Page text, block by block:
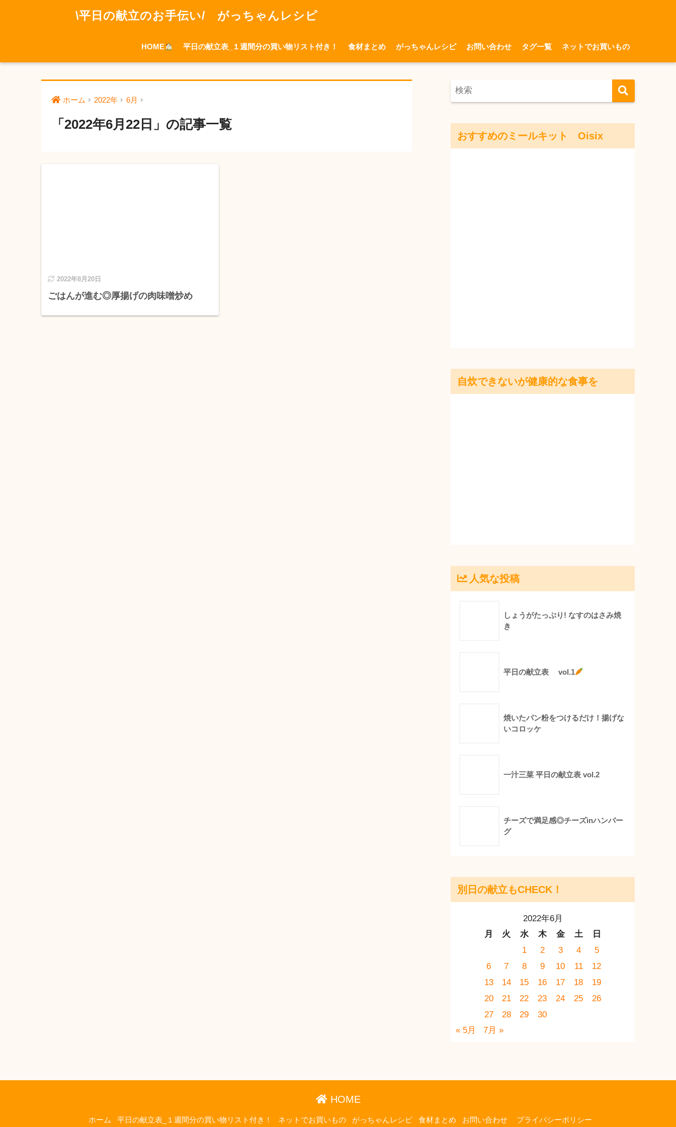
\平日の献立のお手伝い/ がっちゃんレシピ
HOME 平日の献立表_１週間分の買い物リスト付き！ 食材まとめ がっちゃんレシピ お問い合わせ タグ一覧 ネットでお買いもの
ホーム 2022年 6月
「2022年6月22日」の記事一覧
2022年8月20日
ごはんが進む◎厚揚げの肉味噌炒め
おすすめのミールキット Oisix
自炊できないが健康的な食事を
人気な投稿
しょうがたっぷり! なすのはさみ焼
き
平日の献立表 vol.1
焼いたパン粉をつけるだけ！揚げな
いコロッケ
一汁三菜 平日の献立表 vol.2
チーズで満足感◎チーズinハンバー
グ
別日の献立もCHECK！
2022年6月
月
火 水 木 金 土
日
1
2 3 4
5
6
7 8 9 10 11
12
13
14 15 16 17 18
19
20
21 22 23 24 25
26
27
28 29
30
« 5月
7月 »
HOME
ホーム 平日の献立表_１週間分の買い物リスト付き！ ネットでお買いもの がっちゃんレシピ 食材まとめ お問い合わせ プライバシーポリシー